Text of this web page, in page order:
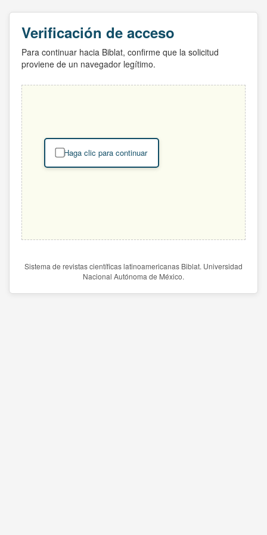
Verificación de acceso
Para continuar hacia Biblat, confirme que la solicitud
proviene de un navegador legítimo.
Haga clic para continuar
Sistema de revistas científicas latinoamericanas Biblat. Universidad
Nacional Autónoma de México.